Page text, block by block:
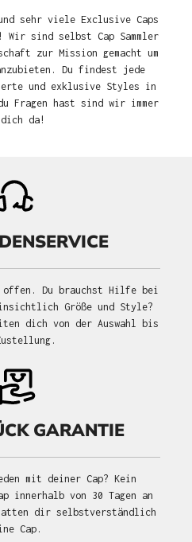
sehr viele Exclusive Caps
sind selbst Cap Sammler
zur Mission gemacht um
Du findest jede
und exklusive Styles in
du Fragen hast sind wir immer
da!
offen. Du brauchst Hilfe bei
Größe und Style?
dich von der Auswahl bis
GARANTIE
mit deiner Cap? Kein
innerhalb von 30 Tagen an
dir selbstverständlich
Cap.